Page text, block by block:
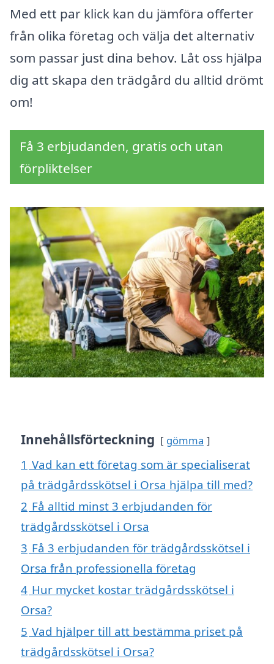
Med ett par klick kan du jämföra offerter
från olika företag och välja det alternativ
som passar just dina behov. Låt oss hjälpa
dig att skapa den trädgård du alltid drömt
om!
Få 3 erbjudanden, gratis och utan
förpliktelser
Innehållsförteckning gömma
1 Vad kan ett företag som är specialiserat
på trädgårdsskötsel i Orsa hjälpa till med?
2 Få alltid minst 3 erbjudanden för
trädgårdsskötsel i Orsa
3 Få 3 erbjudanden för trädgårdsskötsel i
Orsa från professionella företag
4 Hur mycket kostar trädgårdsskötsel i
Orsa?
5 Vad hjälper till att bestämma priset på
trädgårdsskötsel i Orsa?